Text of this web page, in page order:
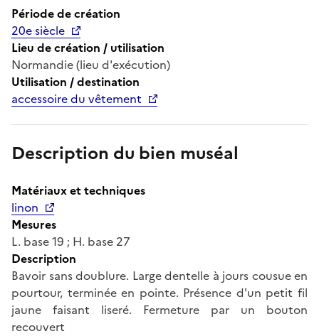
Période de création
20e siècle
Lieu de création / utilisation
Normandie (lieu d'exécution)
Utilisation / destination
accessoire du vêtement
Description du bien muséal
Matériaux et techniques
linon
Mesures
L. base 19 ; H. base 27
Description
Bavoir sans doublure. Large dentelle à jours cousue en
pourtour, terminée en pointe. Présence d'un petit fil
jaune faisant liseré. Fermeture par un bouton
recouvert